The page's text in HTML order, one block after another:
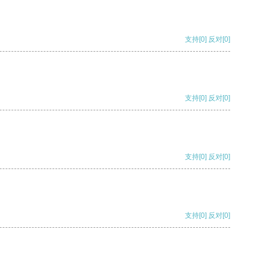
支持[0] 反对[0]
支持[0] 反对[0]
支持[0] 反对[0]
支持[0] 反对[0]